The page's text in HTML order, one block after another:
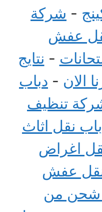
- شركة
عفش
- نتايج
الان - دباب
تنظيف
نقل اثاث
اغراض
عفش
شحن من